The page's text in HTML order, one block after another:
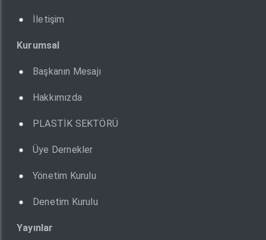
İletişim
Kurumsal
Başkanın Mesajı
Hakkımızda
PLASTİK SEKTÖRÜ
Üye Dernekler
Yönetim Kurulu
Denetim Kurulu
Yayınlar